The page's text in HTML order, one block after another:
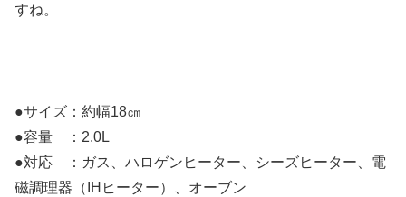
すね。
●サイズ：約幅18㎝
●容量 ：2.0L
●対応 ：ガス、ハロゲンヒーター、シーズヒーター、電
磁調理器（IHヒーター）、オーブン